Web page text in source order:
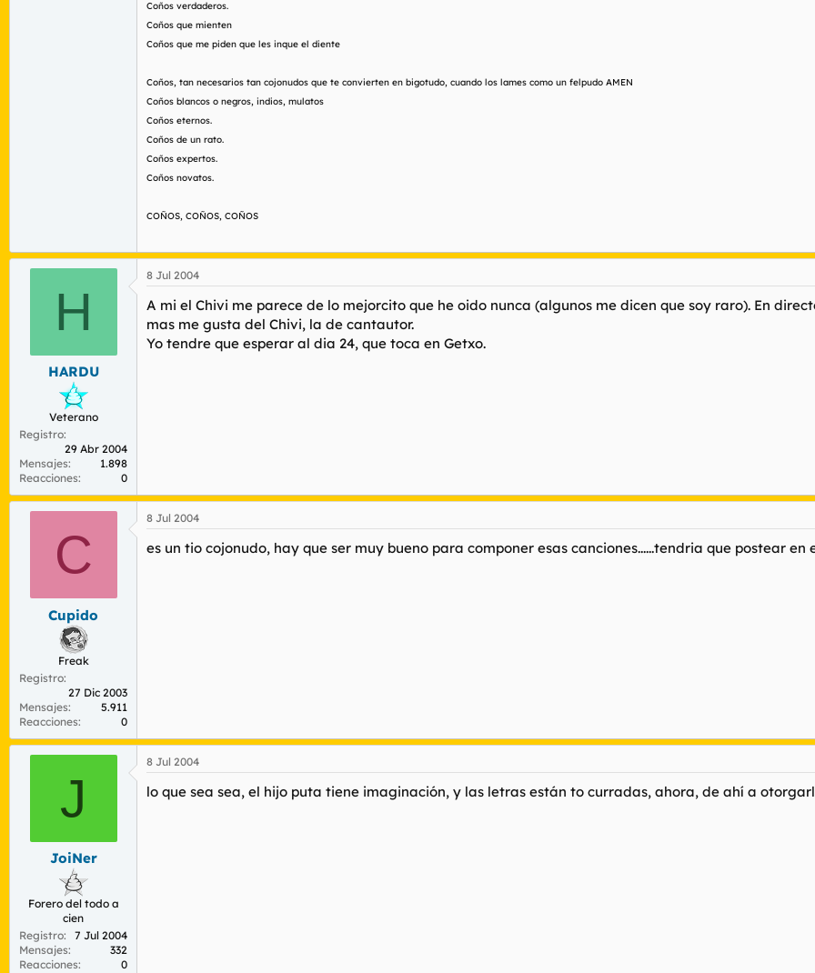
Coños verdaderos.
Coños que mienten
Coños que me piden que les inque el diente
Coños, tan necesarios tan cojonudos que te convierten en bigotudo, cuando los lames como un felpudo AMEN
Coños blancos o negros, indios, mulatos
Coños eternos.
Coños de un rato.
Coños expertos.
Coños novatos.
COÑOS, COÑOS, COÑOS
H
HARDU
Veterano
Registro
29 Abr 2004
Mensajes
1.898
Reacciones
0
8 Jul 2004
A mi el Chivi me parece de lo mejorcito que he oido nunca (algunos me dicen que soy raro). En
mas me gusta del Chivi, la de cantautor.
Yo tendre que esperar al dia 24, que toca en Getxo.
C
Cupido
Freak
Registro
27 Dic 2003
Mensajes
5.911
Reacciones
0
8 Jul 2004
es un tio cojonudo, hay que ser muy bueno para componer esas canciones......tendria que postear en
J
JoiNer
Forero del todo a
cien
Registro
7 Jul 2004
Mensajes
332
Reacciones
0
8 Jul 2004
lo que sea sea, el hijo puta tiene imaginación, y las letras están to curradas, ahora, de ahí a